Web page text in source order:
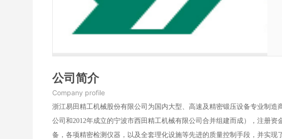
公司简介
Company profile
浙江易田精工机械股份有限公司为国内大型、高速及精密锻压设备专业制
公司和2012年成立的宁波市西田精工机械有限公司合并组建而成），注册
备，各项精密检测仪器，以及全套理化设施等先进的质量控制手段，并实